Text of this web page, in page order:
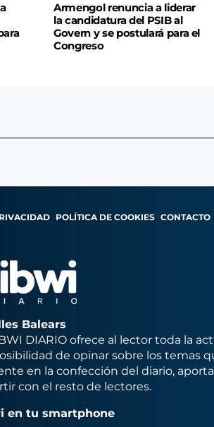
Armengol renuncia a liderar
la candidatura del PSIB al
Govern y se postulará para el
Congreso
POLÍTICA DE COOKIES CONTACTO
Balears
DIARIO ofrece al lector toda la
de opinar sobre los temas
en la confección del diario,
con el resto de lectores.
en tu smartphone